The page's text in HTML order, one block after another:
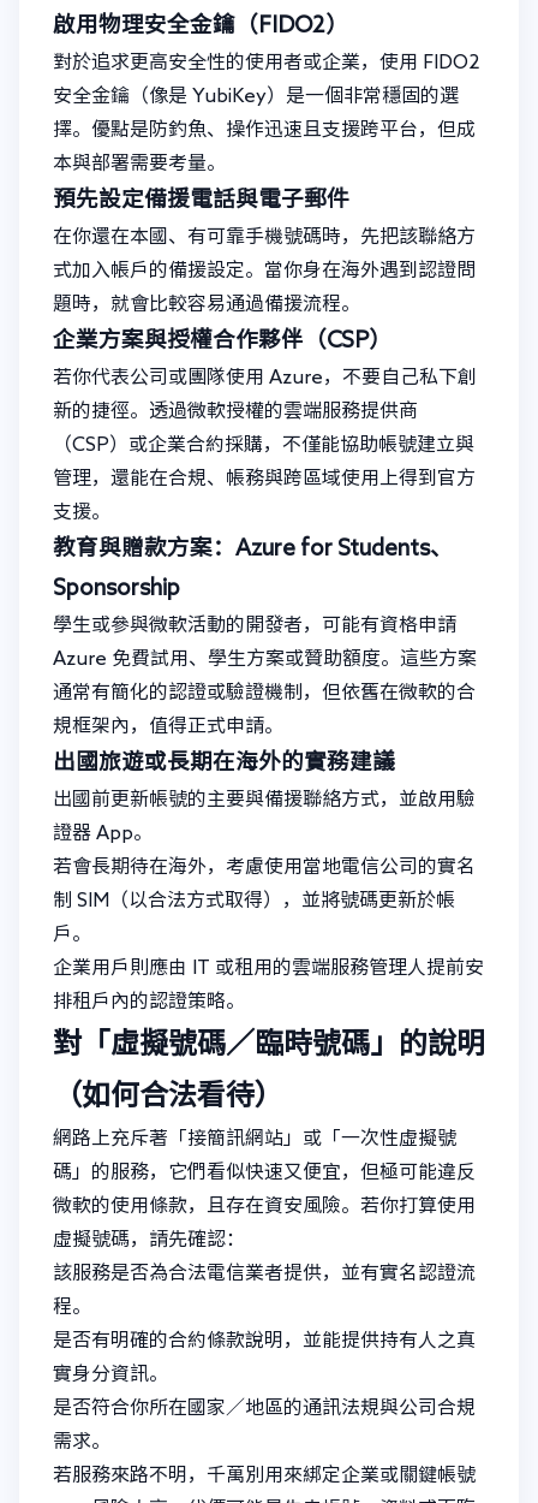
啟用物理安全金鑰（FIDO2）
對於追求更高安全性的使用者或企業，使用 FIDO2
安全金鑰（像是 YubiKey）是一個非常穩固的選
擇。優點是防釣魚、操作迅速且支援跨平台，但成
本與部署需要考量。
預先設定備援電話與電子郵件
在你還在本國、有可靠手機號碼時，先把該聯絡方
式加入帳戶的備援設定。當你身在海外遇到認證問
題時，就會比較容易通過備援流程。
企業方案與授權合作夥伴（CSP）
若你代表公司或團隊使用 Azure，不要自己私下創
新的捷徑。透過微軟授權的雲端服務提供商
（CSP）或企業合約採購，不僅能協助帳號建立與
管理，還能在合規、帳務與跨區域使用上得到官方
支援。
教育與贈款方案：Azure for Students、
Sponsorship
學生或參與微軟活動的開發者，可能有資格申請
Azure 免費試用、學生方案或贊助額度。這些方案
通常有簡化的認證或驗證機制，但依舊在微軟的合
規框架內，值得正式申請。
出國旅遊或長期在海外的實務建議
出國前更新帳號的主要與備援聯絡方式，並啟用驗
證器 App。
若會長期待在海外，考慮使用當地電信公司的實名
制 SIM（以合法方式取得），並將號碼更新於帳
戶。
企業用戶則應由 IT 或租用的雲端服務管理人提前安
排租戶內的認證策略。
對「虛擬號碼／臨時號碼」的說明
（如何合法看待）
網路上充斥著「接簡訊網站」或「一次性虛擬號
碼」的服務，它們看似快速又便宜，但極可能違反
微軟的使用條款，且存在資安風險。若你打算使用
虛擬號碼，請先確認：
該服務是否為合法電信業者提供，並有實名認證流
程。
是否有明確的合約條款說明，並能提供持有人之真
實身分資訊。
是否符合你所在國家／地區的通訊法規與公司合規
需求。
若服務來路不明，千萬別用來綁定企業或關鍵帳號